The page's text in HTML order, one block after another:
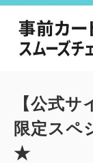
新館：和
【公式
限定スペ
★